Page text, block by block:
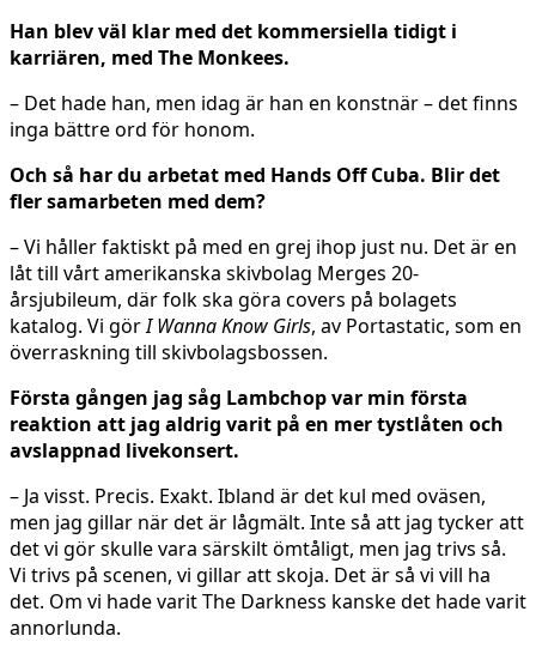
Han blev väl klar med det kommersiella tidigt i
karriären, med The Monkees.
– Det hade han, men idag är han en konstnär – det finns
inga bättre ord för honom.
Och så har du arbetat med Hands Off Cuba. Blir det
fler samarbeten med dem?
– Vi håller faktiskt på med en grej ihop just nu. Det är en
låt till vårt amerikanska skivbolag Merges 20-
årsjubileum, där folk ska göra covers på bolagets
katalog. Vi görI Wanna Know Girls, av Portastatic, som en
överraskning till skivbolagsbossen.
Första gången jag såg Lambchop var min första
reaktion att jag aldrig varit på en mer tystlåten och
avslappnad livekonsert.
– Ja visst. Precis. Exakt. Ibland är det kul med oväsen,
men jag gillar när det är lågmält. Inte så att jag tycker att
det vi gör skulle vara särskilt ömtåligt, men jag trivs så.
Vi trivs på scenen, vi gillar att skoja. Det är så vi vill ha
det. Om vi hade varit The Darkness kanske det hade varit
annorlunda.